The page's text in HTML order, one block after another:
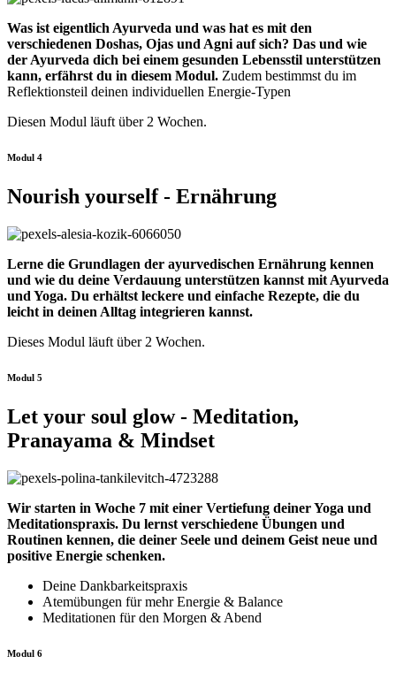
Was ist eigentlich Ayurveda und was hat es mit den
verschiedenen Doshas, Ojas und Agni auf sich? Das und wie
der Ayurveda dich bei einem gesunden Lebensstil unterstützen
kann, erfährst du in diesem Modul. Zudem bestimmst du im
Reflektionsteil deinen individuellen Energie-Typen
Diesen Modul läuft über 2 Wochen.
Modul 4
Nourish yourself - Ernährung
Lerne die Grundlagen der ayurvedischen Ernährung kennen
und wie du deine Verdauung unterstützen kannst mit Ayurveda
und Yoga. Du erhältst leckere und einfache Rezepte, die du
leicht in deinen Alltag integrieren kannst.
Dieses Modul läuft über 2 Wochen.
Modul 5
Let your soul glow - Meditation,
Pranayama & Mindset
Wir starten in Woche 7 mit einer Vertiefung deiner Yoga und
Meditationspraxis. Du lernst verschiedene Übungen und
Routinen kennen, die deiner Seele und deinem Geist neue und
positive Energie schenken.
Deine Dankbarkeitspraxis
Atemübungen für mehr Energie & Balance
Meditationen für den Morgen & Abend
Modul 6